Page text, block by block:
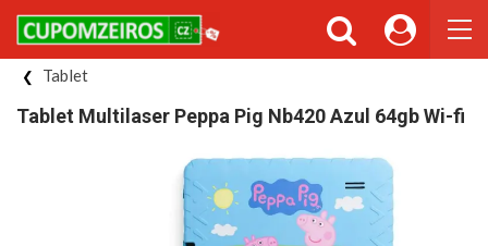
Tablet
Tablet Multilaser Peppa Pig Nb420 Azul 64gb Wi-fi